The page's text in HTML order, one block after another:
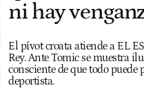
ni hay
El pívot croata atiende a EL
Rey. Ante Tomic se muestra
consciente de que todo puede
deportista.